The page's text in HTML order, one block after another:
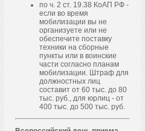
по ч. 2 ст. 19.38 КоАП РФ -
если во время
мобилизации вы не
организуете или не
обеспечите поставку
техники на сборные
пункты или в воинские
части согласно планам
мобилизации. Штраф для
должностных лиц
составит от 60 тыс. до 80
тыс. руб., для юрлиц - от
400 тыс. до 500 тыс. руб.